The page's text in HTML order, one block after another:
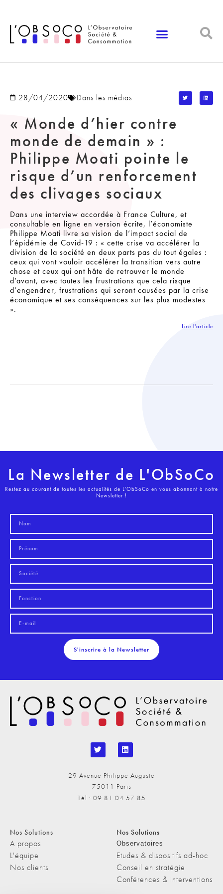
28/04/2020 Dans les médias
« Monde d’hier contre
monde de demain » :
Philippe Moati pointe le
risque d’un renforcement
des clivages sociaux
Dans une interview accordée à France Culture, et
consultable en ligne en version écrite, l’économiste
Philippe Moati livre sa vision de l’impact social de
l’épidémie de Covid-19 : « cette crise va accélérer la
division de la société en deux parts pas du tout égales :
ceux qui vont vouloir accélérer la transition vers autre
chose et ceux qui ont hâte de retrouver le monde
d’avant, avec toutes les frustrations que cela risque
d’engendrer, frustrations qui seront causées par la crise
économique et ses conséquences sur les plus modestes
».
Lire l'article
La Newsletter de L'ObSoCo
Restez au courant de toutes les actualités de L'ObSoCo en vous abonnant à notre
Newsletter !
S'inscrire à la Newsletter
29 Avenue Philippe Auguste
75011 Paris
Tél : 09 81 04 57 85
Nos Solutions
A propos
L'équipe
Nos clients
Nos Solutions
Observatoires
Etudes & dispositifs ad-hoc
Conseil en stratégie
Conférences & interventions